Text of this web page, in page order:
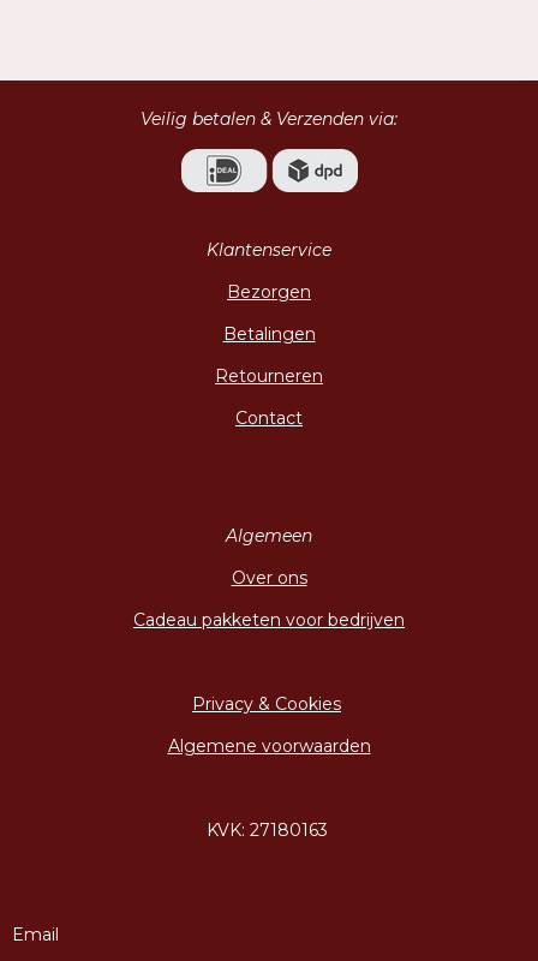
Veilig betalen & Verzenden via:
Klantenservice
Bezorgen
Betalingen
Retourneren
Contact
Algemeen
Over ons
Cadeau pakketen voor bedrijven
Privacy & Cookies
Algemene voorwaarden
KVK: 27180163
Email